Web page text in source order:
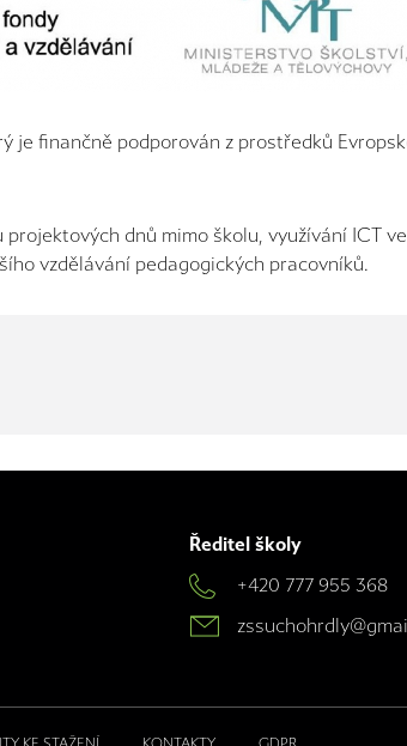
je finančně podporován z prostředků
dnů mimo školu, využívání ICT ve
vzdělávání pedagogických pracovníků.
Ředitel školy
+420 777 955 368